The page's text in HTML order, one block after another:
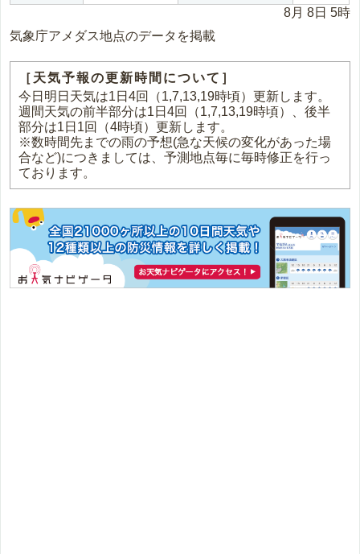
8月 8日 5時
気象庁アメダス地点のデータを掲載
［天気予報の更新時間について］
今日明日天気は1日4回（1,7,13,19時頃）更新します。
週間天気の前半部分は1日4回（1,7,13,19時頃）、後半
部分は1日1回（4時頃）更新します。
※数時間先までの雨の予想(急な天候の変化があった場
合など)につきましては、予測地点毎に毎時修正を行っ
ております。